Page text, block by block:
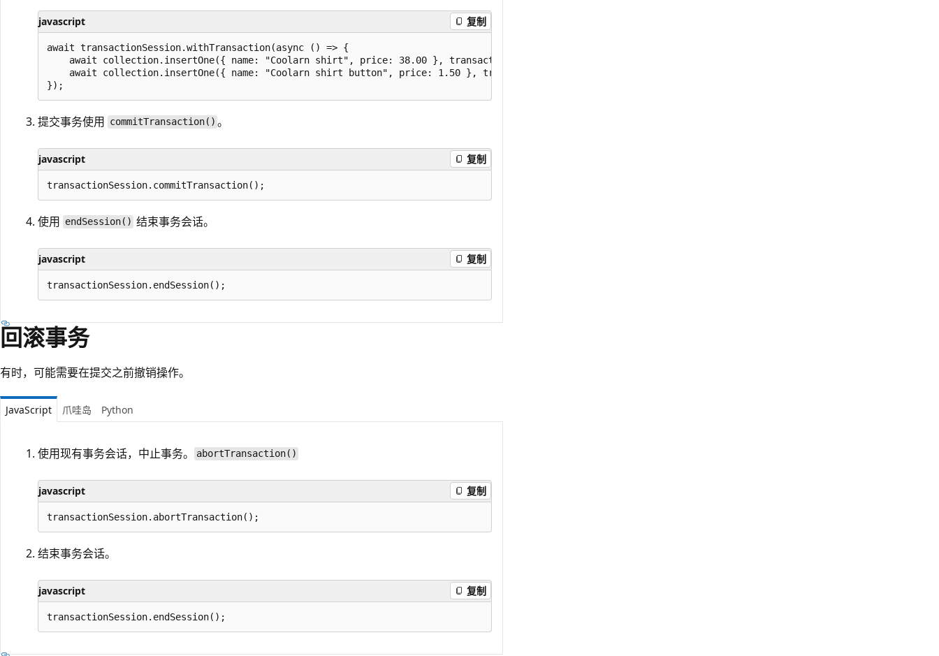
javascript 复制
await transactionSession.withTransaction(async () => {
    await collection.insertOne({ name: "Coolarn shirt", price: 38.00 }, transactionSession);
    await collection.insertOne({ name: "Coolarn shirt button", price: 1.50 }, transactionSession);
提交事务使用 commitTransaction() 。
javascript 复制
使用 endSession() 结束事务会话。
javascript 复制
回滚事务
有时，可能需要在提交之前撤销操作。
JavaScript 爪哇岛 Python
使用现有事务会话，中止事务。 abortTransaction()
javascript 复制
结束事务会话。
javascript 复制